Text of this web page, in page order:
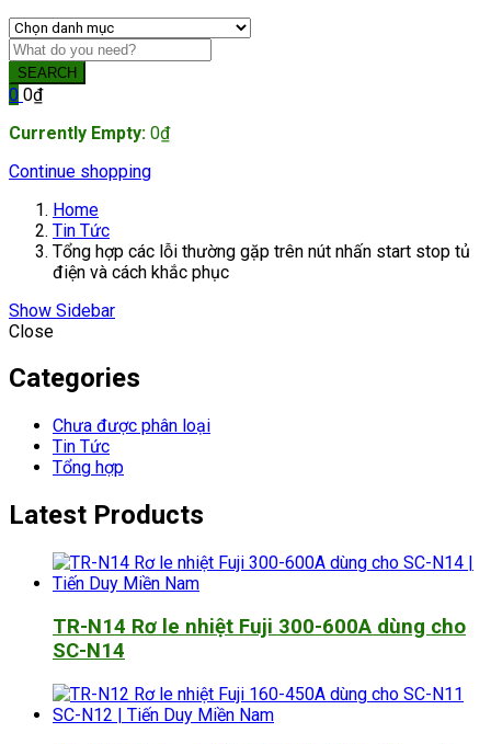
SEARCH
0 0₫
Currently Empty: 0₫
Continue shopping
Home
Tin Tức
Tổng hợp các lỗi thường gặp trên nút nhấn start stop tủ
điện và cách khắc phục
Show Sidebar
Close
Categories
Chưa được phân loại
Tin Tức
Tổng hợp
Latest Products
TR-N14 Rơ le nhiệt Fuji 300-600A dùng cho
SC-N14